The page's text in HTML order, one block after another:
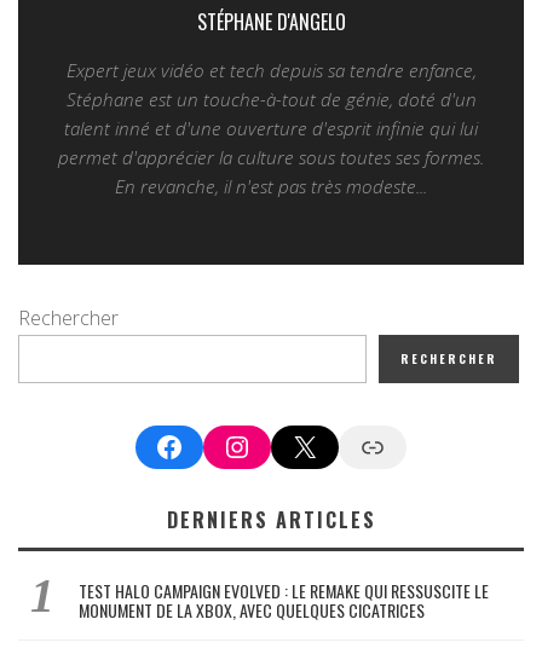
STÉPHANE D'ANGELO
Expert jeux vidéo et tech depuis sa tendre enfance,
Stéphane est un touche-à-tout de génie, doté d'un
talent inné et d'une ouverture d'esprit infinie qui lui
permet d'apprécier la culture sous toutes ses formes.
En revanche, il n'est pas très modeste...
Rechercher
RECHERCHER
FacebookInstagram
X Google News
DERNIERS ARTICLES
TEST HALO CAMPAIGN EVOLVED : LE REMAKE QUI RESSUSCITE LE
MONUMENT DE LA XBOX, AVEC QUELQUES CICATRICES